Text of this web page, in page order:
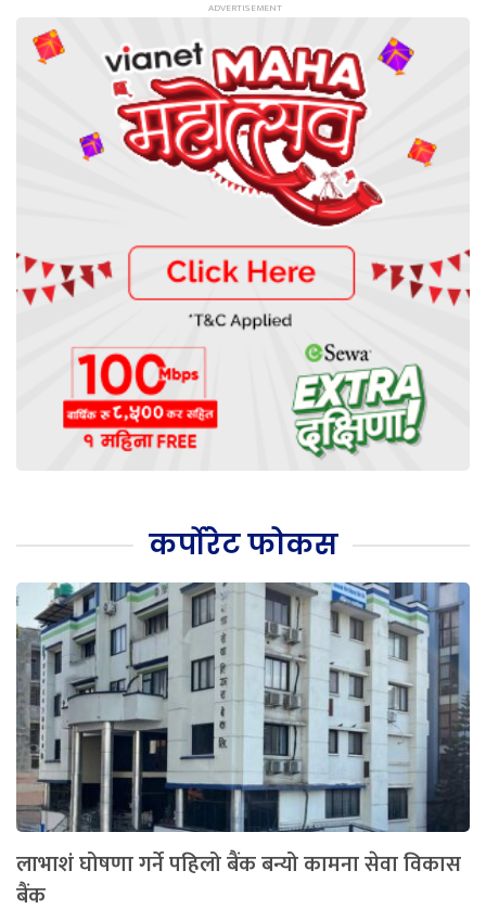
कर्पोरेट फोकस
लाभाशं घोषणा गर्ने पहिलो बैंक बन्यो कामना सेवा विकास
बैंक